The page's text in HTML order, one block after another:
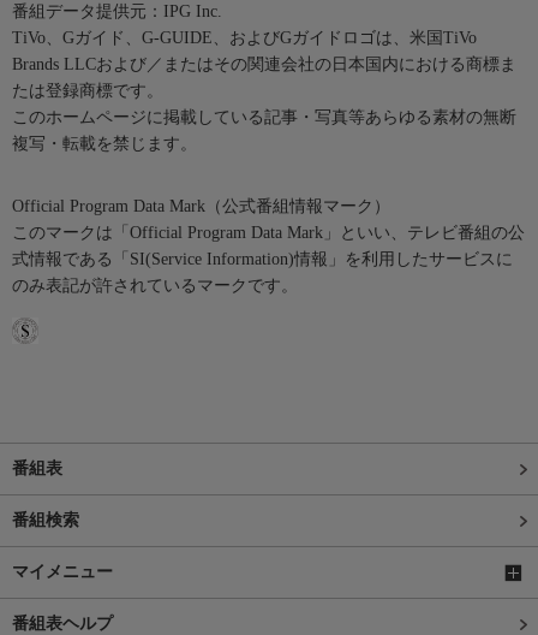
番組データ提供元：IPG Inc.
TiVo、Gガイド、G-GUIDE、およびGガイドロゴは、米国TiVo
Brands LLCおよび／またはその関連会社の日本国内における商標ま
たは登録商標です。
このホームページに掲載している記事・写真等あらゆる素材の無断
複写・転載を禁じます。
Official Program Data Mark（公式番組情報マーク）
このマークは「Official Program Data Mark」といい、テレビ番組の公
式情報である「SI(Service Information)情報」を利用したサービスに
のみ表記が許されているマークです。
番組表
番組検索
マイメニュー
番組表ヘルプ